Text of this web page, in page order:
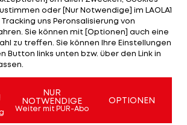
1 VON 45
oder [Nur Notwendige] im LAOLA1
Tracking uns Peronsalisierung von
Sie können mit [Optionen] auch eine
zu treffen. Sie können Ihre Einstellungen
Button links unten bzw. über den Link in
NUR
NOTWENDIGE
Weiter mit PUR-Abo
OPTIONEN